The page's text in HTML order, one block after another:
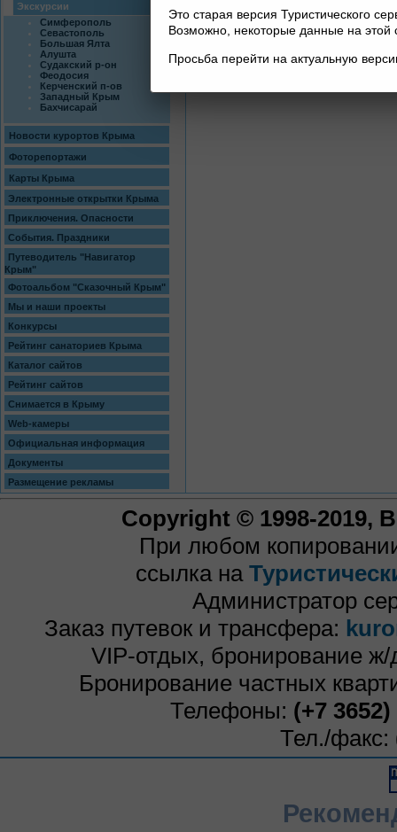
Экскурсии
Симферополь
Севастополь
Большая Ялта
Алушта
Судакский р-он
Феодосия
Керченский п-ов
Западный Крым
Бахчисарай
Новости курортов Крыма
Фоторепортажи
Карты Крыма
Электронные открытки Крыма
Приключения. Опасности
События. Праздники
Путеводитель "Навигатор
Крым"
Фотоальбом "Сказочный Крым"
Мы и наши проекты
Конкурсы
Рейтинг санаториев Крыма
Каталог сайтов
Рейтинг сайтов
Снимается в Крыму
Web-камеры
Официальная информация
Документы
Размещение рекламы
Это старая версия Туристического
Возможно, некоторые данные на этой
Просьба перейти на актуальную
Copyright © 1998-2019,
При любом
ссылка на
Администратор
Заказ путевок и трансфера:
VIP-отдых, бронирование
Бронирование частных
Телефоны: (+7
Тел./факс: